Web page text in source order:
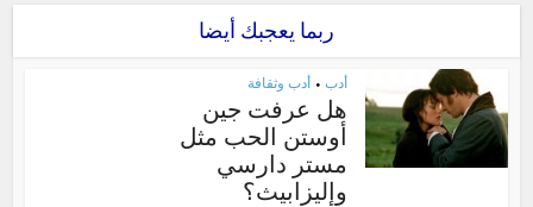
ربما يعجبك أيضا
أدب • أدب وثقافة
هل عرفت جين
أوستن الحب مثل
مستر دارسي
وإليزابيث؟